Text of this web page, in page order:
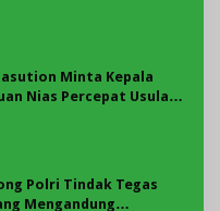
Minta Kepala
Nias Percepat Usulan
Polri Tindak Tegas
Mengandung